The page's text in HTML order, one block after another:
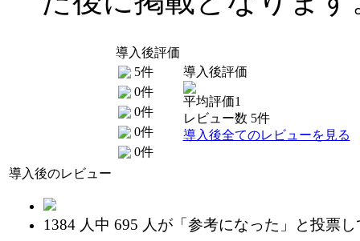
導入後評価
5件
0件
0件
0件
0件
導入後評価
平均評価1
レビュー数 5件
導入後全てのレビューを見る
導入後のレビュー
1384 人中 695 人が「参考になった」と投票